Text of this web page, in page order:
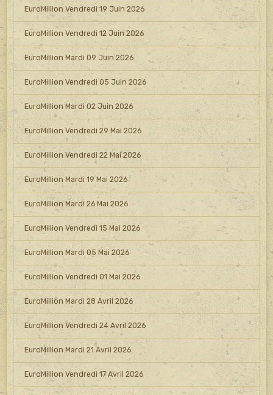
EuroMillion Vendredi 19 Juin 2026
EuroMillion Vendredi 12 Juin 2026
EuroMillion Mardi 09 Juin 2026
EuroMillion Vendredi 05 Juin 2026
EuroMillion Mardi 02 Juin 2026
EuroMillion Vendredi 29 Mai 2026
EuroMillion Vendredi 22 Mai 2026
EuroMillion Mardi 19 Mai 2026
EuroMillion Mardi 26 Mai 2026
EuroMillion Vendredi 15 Mai 2026
EuroMillion Mardi 05 Mai 2026
EuroMillion Vendredi 01 Mai 2026
EuroMillion Mardi 28 Avril 2026
EuroMillion Vendredi 24 Avril 2026
EuroMillion Mardi 21 Avril 2026
EuroMillion Vendredi 17 Avril 2026